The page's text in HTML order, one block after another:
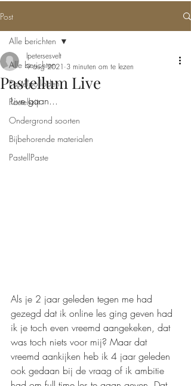
Post
Alle berichten
Pastelpotloden
Pastelkrijt
Ondergrond soorten
Bijbehorende materialen
PastellPaste
Alle berichten
Pastellum Live
lpetersesvelt
9 aug 2021 3 minuten om te lezen
Live gaan...
Als je 2 jaar geleden tegen me had
gezegd dat ik online les ging geven had
ik je toch even vreemd aangekeken, dat
was toch niets voor mij? Maar dat
vreemd aankijken heb ik 4 jaar geleden
ook gedaan bij de vraag of ik ambitie